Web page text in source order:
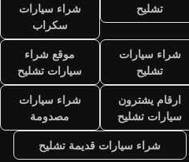
تشليح
شراء سيارات
سكراب
شراء سيارات
تشليح
موقع شراء
سيارات تشليح
ارقام يشترون
سيارات تشليح
شراء سيارات
مصدومة
شراء سيارات قديمة تشليح